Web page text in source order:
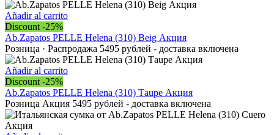
Añadir al carrito
Discount -25%
Ab.Zapatos PELLE Helena (310) Beig Акция
Розница · Распродажа 5495 рублей - доставка включена
Añadir al carrito
Discount -25%
Ab.Zapatos PELLE Helena (310) Тaupe Акция
Розница Акция 5495 рублей - доставка включена